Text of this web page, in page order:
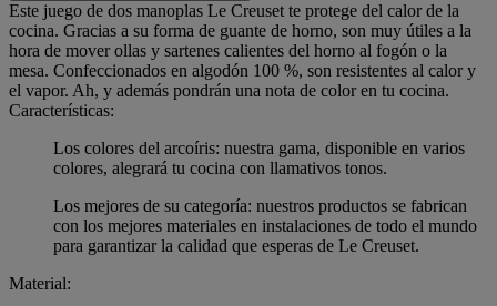
Este juego de dos manoplas Le Creuset te protege del calor de la
cocina. Gracias a su forma de guante de horno, son muy útiles a la
hora de mover ollas y sartenes calientes del horno al fogón o la
mesa. Confeccionados en algodón 100 %, son resistentes al calor y
el vapor. Ah, y además pondrán una nota de color en tu cocina.
Características:
Los colores del arcoíris: nuestra gama, disponible en varios
colores, alegrará tu cocina con llamativos tonos.
Los mejores de su categoría: nuestros productos se fabrican
con los mejores materiales en instalaciones de todo el mundo
para garantizar la calidad que esperas de Le Creuset.
Material: